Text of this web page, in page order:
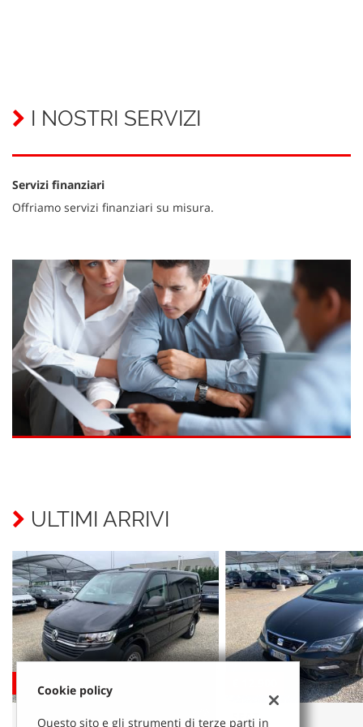
I NOSTRI SERVIZI
Servizi finanziari
Offriamo servizi finanziari su misura.
ULTIMI ARRIVI
€ 18.000
VOLKSWAGEN SEAT
Cookie policy
Questo sito e gli strumenti di terze parti in